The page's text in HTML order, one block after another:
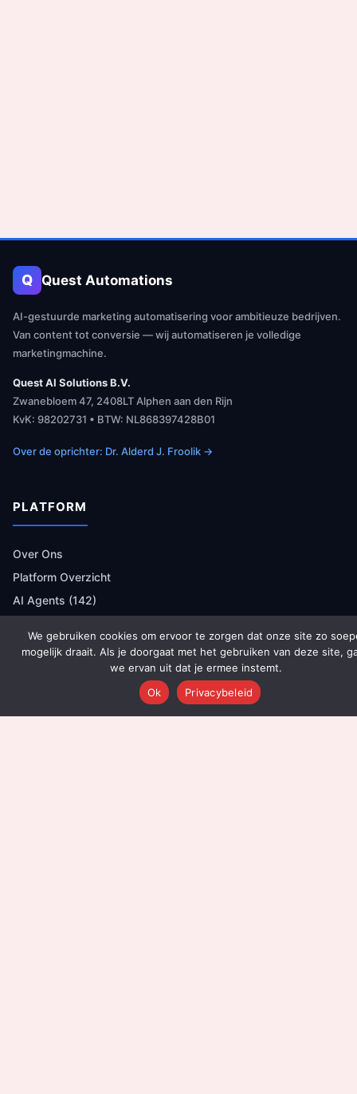
Q Quest Automations
AI-gestuurde marketing automatisering voor ambitieuze bedrijven.
Van content tot conversie — wij automatiseren je volledige
marketingmachine.
Quest AI Solutions B.V.
Zwanebloem 47, 2408LT Alphen aan den Rijn
KvK: 98202731 • BTW: NL868397428B01
Over de oprichter: Dr. Alderd J. Froolik →
PLATFORM
Over Ons
Platform Overzicht
AI Agents (142)
Integraties
Resultaten
We gebruiken cookies om ervoor te zorgen dat onze site zo
mogelijk draait. Als je doorgaat met het gebruiken van deze site,
we ervan uit dat je ermee instemt.
Ok
Privacybeleid